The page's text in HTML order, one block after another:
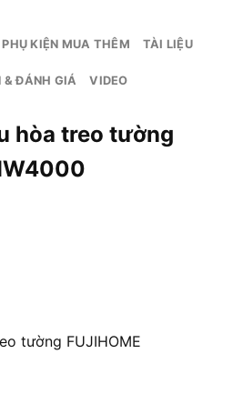
PHỤ KIỆN MUA THÊM TÀI LIỆU
& ĐÁNH GIÁ VIDEO
hòa treo tường
tường FUJIHOME